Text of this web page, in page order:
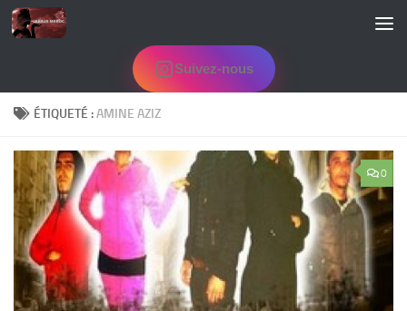
Skip to content
Suivez-nous
ÉTIQUETÉ :AMINE AZIZ
0